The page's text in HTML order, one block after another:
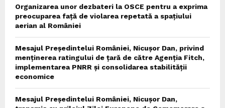
Organizarea unor dezbateri la OSCE pentru a exprima
preocuparea față de violarea repetată a spațiului
aerian al României
Mesajul Președintelui României, Nicușor Dan, privind
menținerea ratingului de țară de către Agenția Fitch,
implementarea PNRR și consolidarea stabilității
economice
Mesajul Președintelui României, Nicușor Dan,